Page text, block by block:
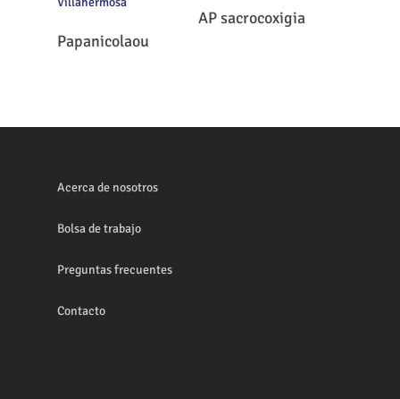
Leer Más
Papanicolaou
Leer Más
AP sacrocoxigia
Acerca de nosotros
Bolsa de trabajo
Preguntas frecuentes
Contacto